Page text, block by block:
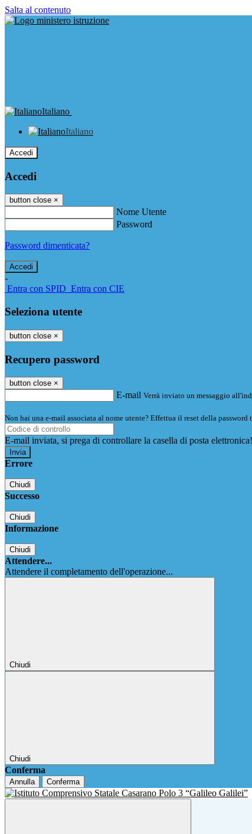
Salta al contenuto
Italiano
Italiano
Accedi
Accedi
button close ×
Nome Utente
Password
Password dimenticata?
-
Entra con SPID Entra con CIE
Seleziona utente
button close ×
Recupero password
button close ×
E-mail Verrà inviato un messaggio
Non hai una e-mail associata al nome utente? Effettua il reset della password
E-mail inviata, si prega di controllare la casella di posta elettronica!
Errore
Chiudi
Successo
Chiudi
Informazione
Chiudi
Attendere...
Attendere il completamento dell'operazione...
Chiudi
Chiudi
Conferma
Annulla Conferma